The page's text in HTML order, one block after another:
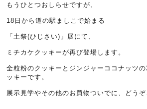
もうひとつおしらせですが、
18日から道の駅ましこで始まる
「土祭(ひじさい)」展にて、
ミチカケクッキーが再び登場します。
全粒粉のクッキーとジンジャーココナッツ
ッキーです。
展示見学やその他のお買物ついでに、どうぞ